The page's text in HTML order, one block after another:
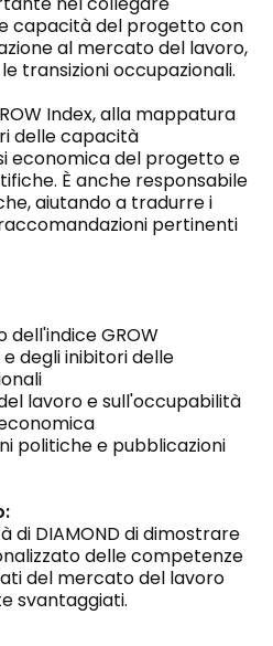
capacità del progetto con
al mercato del lavoro,
transizioni occupazionali.
Index, alla mappatura
delle capacità
economica del progetto e
È anche responsabile
aiutando a tradurre i
pertinenti
dell'indice GROW
degli inibitori delle
lavoro e sull'occupabilità
politiche e pubblicazioni
di DIAMOND di dimostrare
delle competenze
del mercato del lavoro
svantaggiati.